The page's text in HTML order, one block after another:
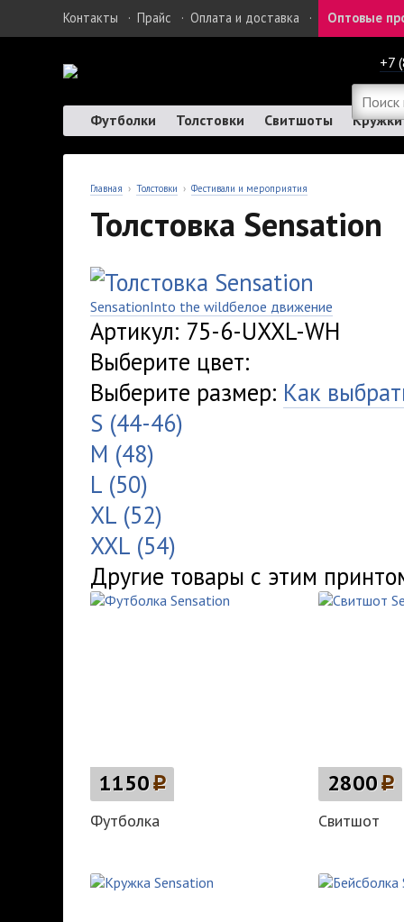
Контакты · Прайс · Оплата и доставка · Оптовые
+7
Футболки Толстовки Свитшоты Кружки
Главная › Толстовки › Фестивали и мероприятия
Толстовка Sensation
SensationInto the wildбелое движение
Артикул: 75-6-UXXL-WH
Выберите цвет:
Выберите размер: Как
S (44-46)
M (48)
L (50)
XL (52)
XXL (54)
Другие товары с этим
1150p
Футболка
2800p
Свитшот